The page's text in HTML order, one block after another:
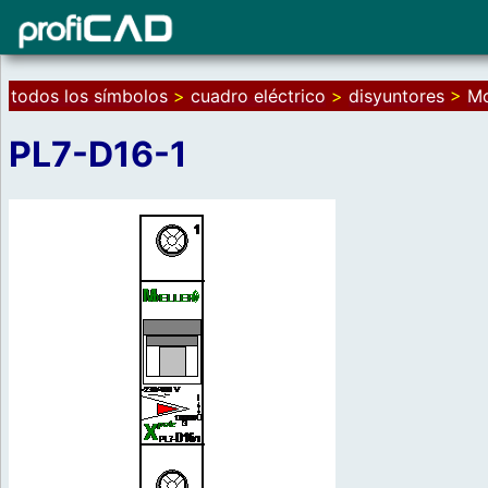
todos los símbolos > cuadro eléctrico > disyuntores >
PL7-D16-1